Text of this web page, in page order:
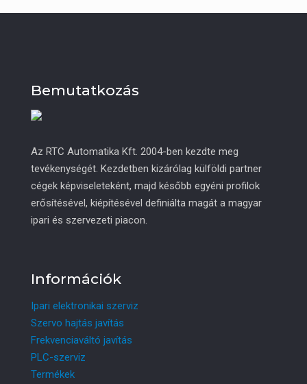
Bemutatkozás
Az RTC Automatika Kft. 2004-ben kezdte meg
tevékenységét. Kezdetben kizárólag külföldi partner
cégek képviseleteként, majd később egyéni profilok
erősítésével, kiépítésével definiálta magát a magyar
ipari és szervezeti piacon.
Információk
Ipari elektronikai szerviz
Szervo hajtás javítás
Frekvenciaváltó javítás
PLC-szerviz
Termékek